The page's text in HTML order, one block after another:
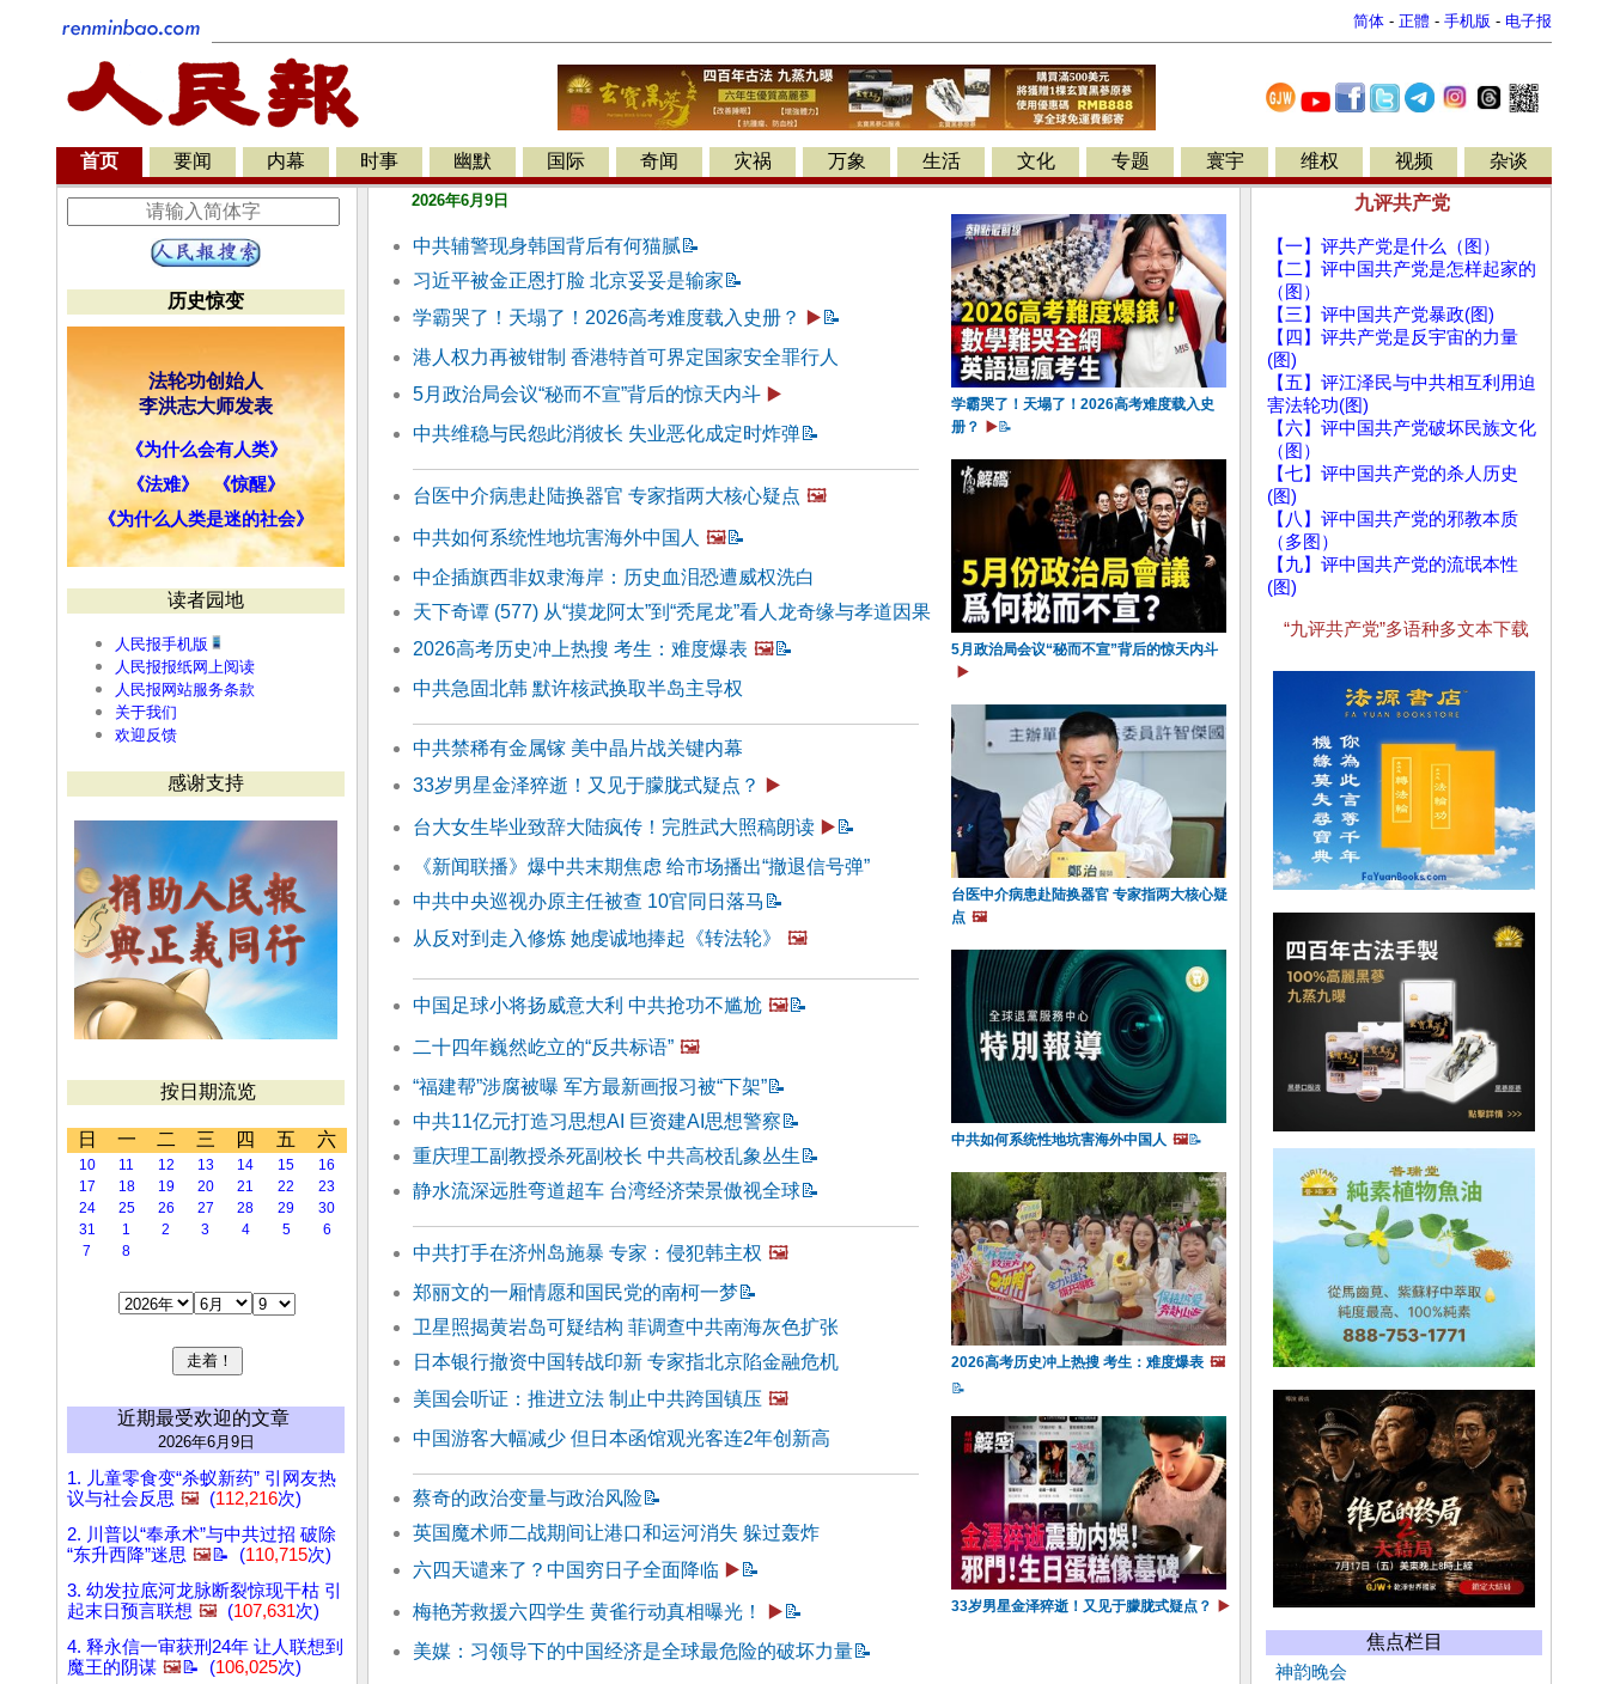
简体 - 正體 - 手机版 - 电子报
首页 要闻 内幕 时事 幽默 国际 奇闻 灾祸 万象 生活 文化 专题 寰宇 维权 视频 杂谈
历史惊变
法轮功创始人
李洪志大师发表
《为什么会有人类》
《法难》
《惊醒》
《为什么人类是迷的社会》
读者园地
人民报手机版
人民报报纸网上阅读
人民报网站服务条款
关于我们
欢迎反馈
感谢支持
按日期流览
日 一 二 三 四 五 六
10 11 12 13 14 15
16
17
18 19 20 21 22
23
24
25 26 27 28 29
30
31
1 2 3 4 5
6
7
8
近期最受欢迎的文章
2026年6月9日
1. 儿童零食变“杀蚁新药” 引网友热
议与社会反思 🖼️ (112,216次)
2. 川普以“奉承术”与中共过招 破除
“东升西降”迷思 🖼️📝 (110,715次)
3. 幼发拉底河龙脉断裂惊现干枯 引
起末日预言联想 🖼️ (107,631次)
4. 释永信一审获刑24年 让人联想到
魔王的阴谋 🖼️📝 (106,025次)
2026年6月9日
中共辅警现身韩国背后有何猫腻📝
习近平被金正恩打脸 北京妥妥是输家 📝
学霸哭了！天塌了！2026高考难度载入史册？ ▶️ 📝
港人权力再被钳制 香港特首可界定国家安全罪行人
5月政治局会议“秘而不宣”背后的惊天内斗 ▶️
中共维稳与民怨此消彼长 失业恶化成定时炸弹📝
台医中介病患赴陆换器官 专家指两大核心疑点 🖼️
中共如何系统性地坑害海外中国人 🖼️📝
中企插旗西非奴隶海岸：历史血泪恐遭威权洗白
天下奇谭 (577) 从“摸龙阿太”到“秃尾龙”看人龙奇缘与孝道因果
2026高考历史冲上热搜 考生：难度爆表 🖼️📝
中共急固北韩 默许核武换取半岛主导权
中共禁稀有金属镓 美中晶片战关键内幕
33岁男星金泽猝逝！又见于朦胧式疑点？ ▶️
台大女生毕业致辞大陆疯传！完胜武大照稿朗读 ▶️ 📝
《新闻联播》爆中共末期焦虑 给市场播出“撤退信号弹”
中共中央巡视办原主任被查 10官同日落马 📝
从反对到走入修炼 她虔诚地捧起《转法轮》
🖼️
中国足球小将扬威意大利 中共抢功不尴尬 🖼️📝
二十四年巍然屹立的“反共标语” 🖼️
“福建帮”涉腐被曝 军方最新画报习被“下架”📝
中共11亿元打造习思想AI 巨资建AI思想警察 📝
重庆理工副教授杀死副校长 中共高校乱象丛生 📝
静水流深远胜弯道超车 台湾经济荣景傲视全球📝
中共打手在济州岛施暴 专家：侵犯韩主权 🖼️
郑丽文的一厢情愿和国民党的南柯一梦📝
卫星照揭黄岩岛可疑结构 菲调查中共南海灰色扩张
日本银行撤资中国转战印新 专家指北京陷金融危机
美国会听证：推进立法 制止中共跨国镇压 🖼️
中国游客大幅减少 但日本函馆观光客连2年创新高
蔡奇的政治变量与政治风险📝
英国魔术师二战期间让港口和运河消失 躲过轰炸
六四天谴来了？中国穷日子全面降临 ▶️ 📝
梅艳芳救援六四学生 黄雀行动真相曝光！ ▶️ 📝
美媒：习领导下的中国经济是全球最危险的破坏力量📝
学霸哭了！天塌了！2026高考难度载入史
册？
▶️📝
5月政治局会议“秘而不宣”背后的惊天内斗
▶️
台医中介病患赴陆换器官 专家指两大核心疑
点 🖼️
中共如何系统性地坑害海外中国人 🖼️📝
2026高考历史冲上热搜 考生：难度爆表 🖼️
📝
33岁男星金泽猝逝！又见于朦胧式疑点？ ▶️
九评共产党
【一】评共产党是什么（图）
【二】评中国共产党是怎样起家的
（图）
【三】评中国共产党暴政(图)
【四】评共产党是反宇宙的力量
(图)
【五】评江泽民与中共相互利用迫
害法轮功(图)
【六】评中国共产党破坏民族文化
（图）
【七】评中国共产党的杀人历史
(图)
【八】评中国共产党的邪教本质
（多图）
【九】评中国共产党的流氓本性
(图)
“九评共产党”多语种多文本下载
焦点栏目
神韵晚会